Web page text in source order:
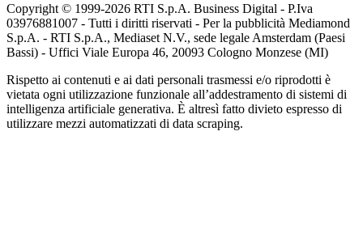
Copyright © 1999-2026 RTI S.p.A. Business Digital - P.Iva
03976881007 - Tutti i diritti riservati - Per la pubblicità Mediamond
S.p.A. - RTI S.p.A., Mediaset N.V., sede legale Amsterdam (Paesi
Bassi) - Uffici Viale Europa 46, 20093 Cologno Monzese (MI)
Rispetto ai contenuti e ai dati personali trasmessi e/o riprodotti è
vietata ogni utilizzazione funzionale all’addestramento di sistemi di
intelligenza artificiale generativa. È altresì fatto divieto espresso di
utilizzare mezzi automatizzati di data scraping.